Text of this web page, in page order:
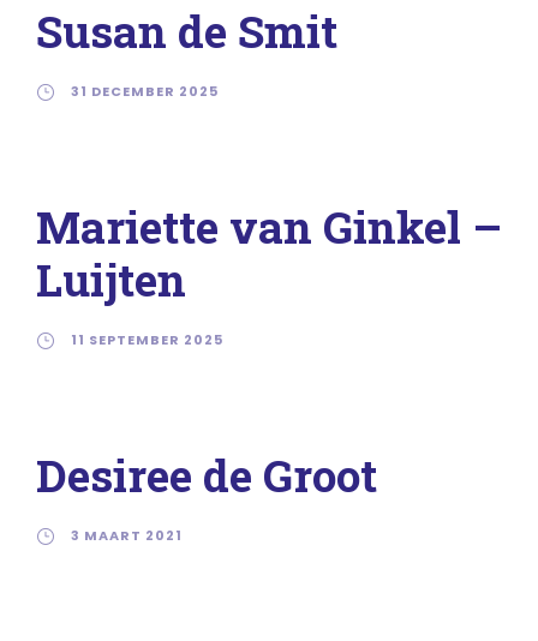
Susan de Smit
31 DECEMBER 2025
Mariette van Ginkel –
Luijten
11 SEPTEMBER 2025
Desiree de Groot
3 MAART 2021